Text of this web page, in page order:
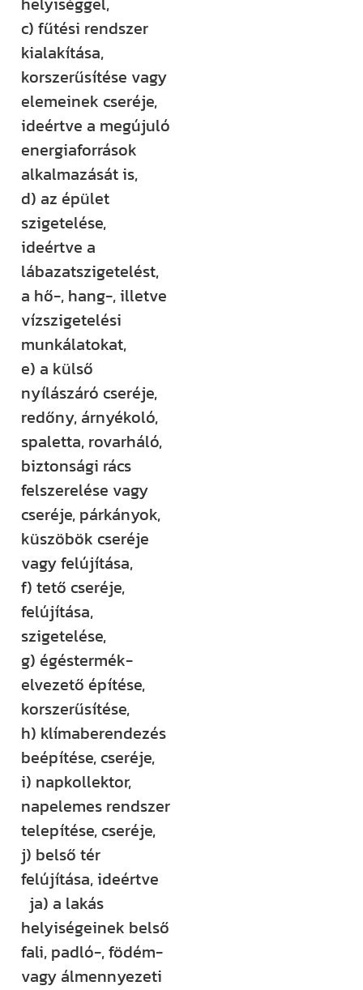
c) fűtési rendszer
kialakítása,
korszerűsítése vagy
elemeinek cseréje,
ideértve a megújuló
energiaforrások
alkalmazását is,
d) az épület
szigetelése,
ideértve a
lábazatszigetelést,
a hő-, hang-, illetve
vízszigetelési
munkálatokat,
e) a külső
nyílászáró cseréje,
redőny, árnyékoló,
spaletta, rovarháló,
biztonsági rács
felszerelése vagy
cseréje, párkányok,
küszöbök cseréje
vagy felújítása,
f) tető cseréje,
felújítása,
szigetelése,
g) égéstermék-
elvezető építése,
korszerűsítése,
h) klímaberendezés
beépítése, cseréje,
i) napkollektor,
napelemes rendszer
telepítése, cseréje,
j) belső tér
felújítása, ideértve
ja) a lakás
helyiségeinek belső
fali, padló-, födém-
vagy álmennyezeti